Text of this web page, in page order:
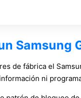
Samsung
de fábrica el
ni